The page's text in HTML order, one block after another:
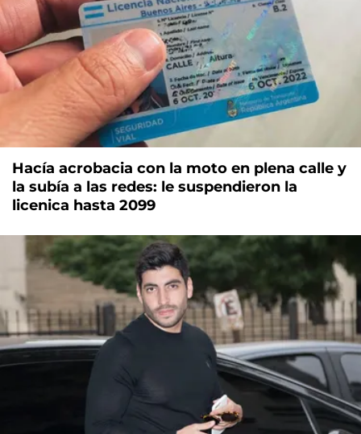
Hacía acrobacia con la moto en plena calle y
la subía a las redes: le suspendieron la
licenica hasta 2099